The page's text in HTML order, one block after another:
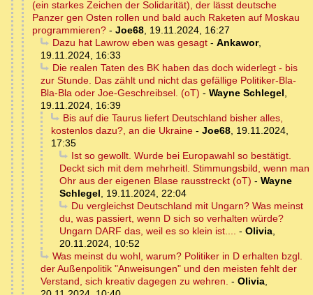
(ein starkes Zeichen der Solidarität), der lässt deutsche
Panzer gen Osten rollen und bald auch Raketen auf Moskau
programmieren? - Joe68, 19.11.2024, 16:27
Dazu hat Lawrow eben was gesagt- Ankawor,
19.11.2024, 16:33
Die realen Taten des BK haben das doch widerlegt - bis
zur Stunde. Das zählt und nicht das gefällige Politiker-Bla-
Bla-Bla oder Joe-Geschreibsel. (oT) - Wayne Schlegel,
19.11.2024, 16:39
Bis auf die Taurus liefert Deutschland bisher alles,
kostenlos dazu?, an die Ukraine - Joe68, 19.11.2024,
17:35
Ist so gewollt. Wurde bei Europawahl so bestätigt.
Deckt sich mit dem mehrheitl. Stimmungsbild, wenn man
Ohr aus der eigenen Blase rausstreckt (oT) - Wayne
Schlegel, 19.11.2024, 22:04
Du vergleichst Deutschland mit Ungarn? Was meinst
du, was passiert, wenn D sich so verhalten würde?
Ungarn DARF das, weil es so klein ist.... - Olivia,
20.11.2024, 10:52
Was meinst du wohl, warum? Politiker in D erhalten bzgl.
der Außenpolitik "Anweisungen" und den meisten fehlt der
Verstand, sich kreativ dagegen zu wehren. - Olivia,